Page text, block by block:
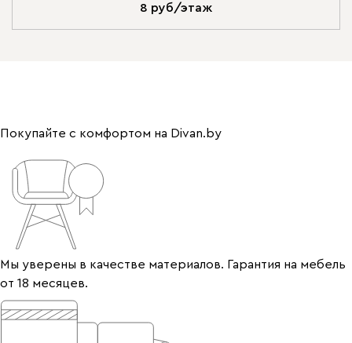
8 руб/этаж
Покупайте с комфортом на Divan.by
Мы уверены в качестве материалов. Гарантия на мебель
от 18 месяцев.